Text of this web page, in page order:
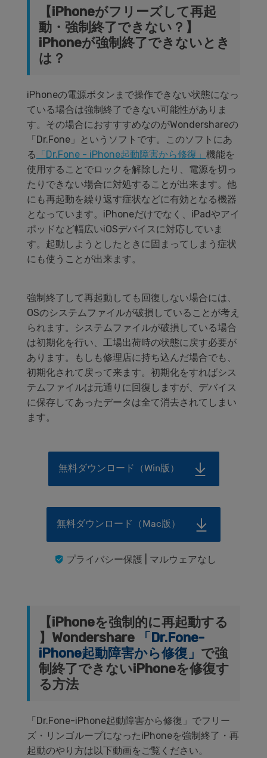
【iPhoneがフリーズして再起
動・強制終了できない？】
iPhoneが強制終了できないとき
は？
iPhoneの電源ボタンまで操作できない状態になっ
ている場合は強制終了できない可能性がありま
す。その場合におすすすめなのがWondershareの
「Dr.Fone」というソフトです。このソフトにあ
る 「Dr.Fone - iPhone起動障害から修復」 機能を
使用することでロックを解除したり、電源を切っ
たりできない場合に対処することが出来ます。他
にも再起動を繰り返す症状などに有効となる機器
となっています。iPhoneだけでなく、iPadやアイ
ポッドなど幅広いiOSデバイスに対応していま
す。起動しようとしたときに固まってしまう症状
にも使うことが出来ます。
強制終了して再起動しても回復しない場合には、
OSのシステムファイルが破損していることが考え
られます。システムファイルが破損している場合
は初期化を行い、工場出荷時の状態に戻す必要が
あります。もしも修理店に持ち込んだ場合でも、
初期化されて戻って来ます。初期化をすればシス
テムファイルは元通りに回復しますが、デバイス
に保存してあったデータは全て消去されてしまい
ます。
無料ダウンロード（Win版）
無料ダウンロード（Mac版）
プライバシー保護 | マルウェアなし
【iPhoneを強制的に再起動する
】Wondershare
「Dr.Fone-
iPhone起動障害から修復」 で強
制終了できないiPhoneを修復す
る方法
「Dr.Fone-iPhone起動障害から修復」でフリー
ズ・リンゴループになったiPhoneを強制終了・再
起動のやり方は以下動画をご覧ください。